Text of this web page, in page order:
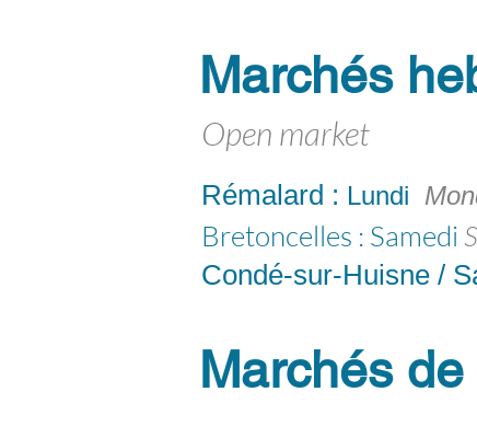
Marchés
Open market
Rémalard : Lundi
Bretoncelles : Samedi
Condé-sur-Huisne /
Marchés